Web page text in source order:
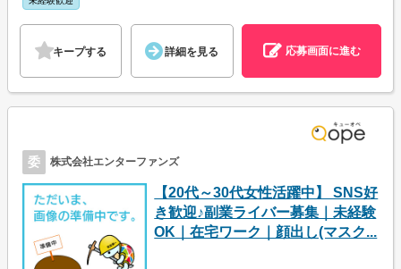
キープする 詳細を見る 応募画面に進む
委 株式会社エンターファンズ
【20代～30代女性活躍中】 SNS好
き歓迎♪副業ライバー募集｜未経験
OK｜在宅ワーク｜顔出し(マスク...